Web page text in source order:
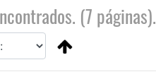
(7 páginas).